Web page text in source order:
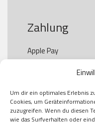
Um dir ein optimales Erlebnis
Cookies, um
zuzugreifen. Wenn du diesen
wie das Surfverhalten oder
Zahlung
Apple Pay
Paypal
Kauf auf Rechung
Klarna